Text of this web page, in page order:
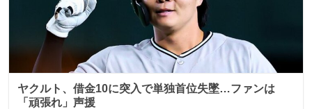
ヤクルト、借金10に突入で単独首位失墜…ファンは
「頑張れ」声援